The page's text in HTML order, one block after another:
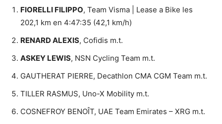
FIORELLI FILIPPO, Team Visma | Lease a Bike les
202,1 km en 4:47:35 (42,1 km/h)
RENARD ALEXIS, Cofidis m.t.
ASKEY LEWIS, NSN Cycling Team m.t.
GAUTHERAT PIERRE, Decathlon CMA CGM Team m.t.
TILLER RASMUS, Uno-X Mobility m.t.
COSNEFROY BENOÎT, UAE Team Emirates – XRG m.t.